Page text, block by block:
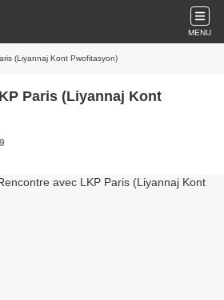
MENU
(Liyannaj Kont Pwofitasyon)
Paris (Liyannaj Kont